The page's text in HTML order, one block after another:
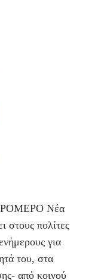
Νέα
στους πολίτες
για
του, στα
από κοινού